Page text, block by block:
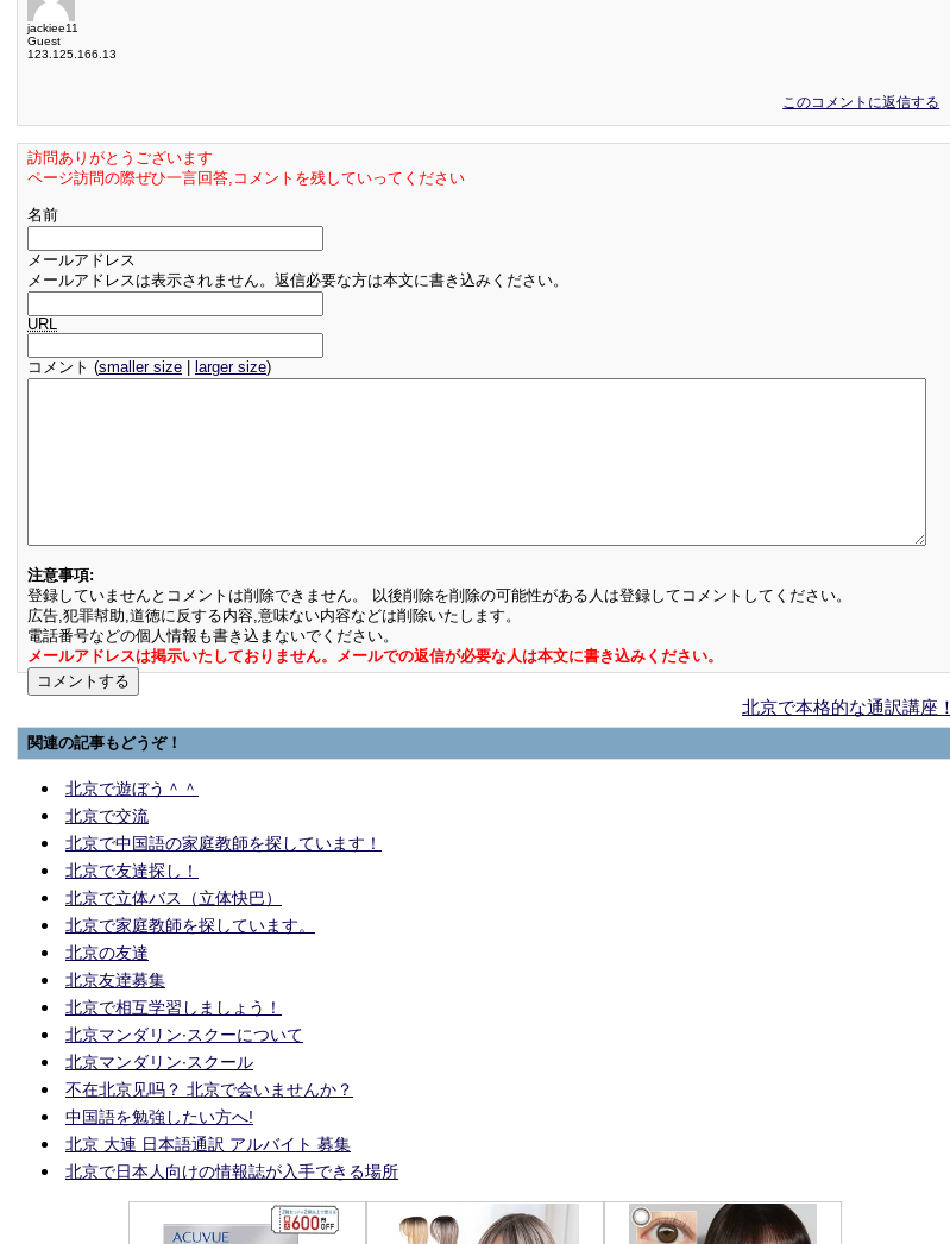
jackiee11
Guest
123.125.166.13
このコメントに返信する
訪問ありがとうございます
ページ訪問の際ぜひ一言回答,コメントを残していってください
名前
メールアドレス
メールアドレスは表示されません。返信必要な方は本文に書き込みください。
URL
コメント (smaller size larger size)
注意事項:
登録していませんとコメントは削除できません。 以後削除を削除の可能性がある人は登録してコメントしてください。
広告,犯罪幇助,道徳に反する内容,意味ない内容などは削除いたします。
電話番号などの個人情報も書き込まないでください。
メールアドレスは掲示いたしておりません。メールでの返信が必要な人は本文に書き込みください。
北京で本格的な通訳講座！
関連の記事もどうぞ！
北京で遊ぼう＾＾
北京で交流
北京で中国語の家庭教師を探しています！
北京で友達探し！
北京で立体バス（立体快巴）
北京で家庭教師を探しています。
北京の友達
北京友逹募集
北京で相互学習しましょう！
北京マンダリン·スクーについて
北京マンダリン·スクール
不在北京见吗？ 北京で会いませんか？
中国語を勉強したい方へ!
北京 大連 日本語通訳 アルバイト 募集
北京で日本人向けの情報誌が入手できる場所